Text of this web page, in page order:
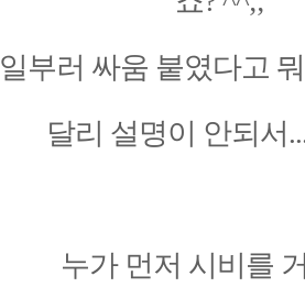
부러 싸움 붙였다고
달리 설명이 안되서
누가 먼저 시비를